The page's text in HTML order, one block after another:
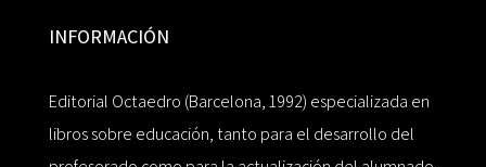
INFORMACIÓN
Editorial Octaedro (Barcelona, 1992) especializada en
libros sobre educación, tanto para el desarrollo del